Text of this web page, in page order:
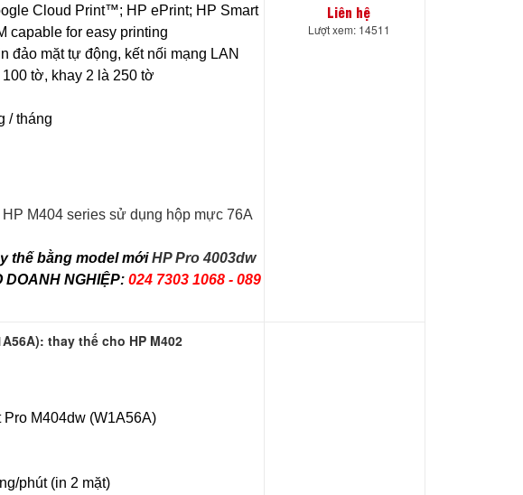
Cloud Print™; HP ePrint; HP Smart
capable for easy printing
đảo mặt tự động, kết nối mạng LAN
100 tờ, khay 2 là 250 tờ
/ tháng
M404 series sử dụng hộp mực 76A
thế bằng model mớiHP Pro 4003dw
DOANH NGHIỆP:024 7303 1068 - 089
Liên hệ
Lượt xem: 14511
thay thế cho HP M402
Pro M404dw (W1A56A)
phút (in 2 mặt)